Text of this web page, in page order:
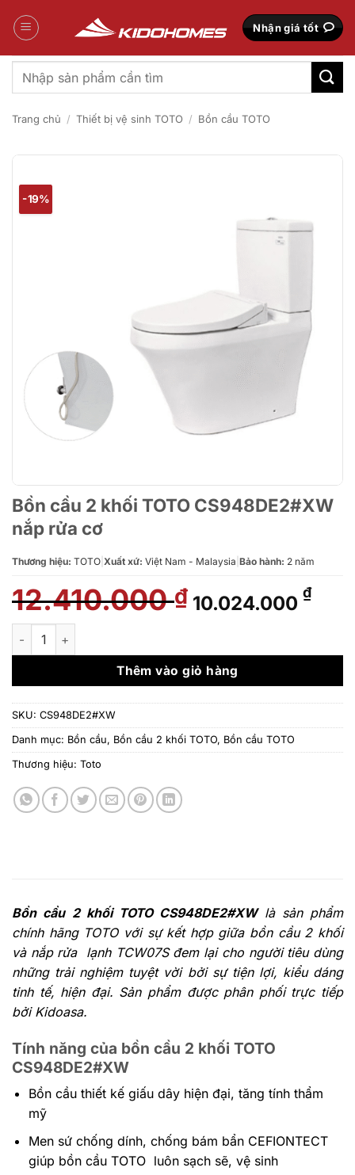
qua
Nhận giá tốt
Tìm
kiếm:
Trang chủ / Thiết bị vệ sinh TOTO / Bồn cầu TOTO
-19%
Bồn cầu 2 khối TOTO CS948DE2#XW
nắp rửa cơ
Thương hiệu: TOTO Xuất xứ: Việt Nam - Malaysia Bảo hành: 2 năm
12.410.000₫ Giá
gốc
12.410.000 ₫.
10.024.000 ₫Giá
là:
Bồn cầu 2 khối TOTO CS948DE2#XW nắp rửa cơ số lượng
Thêm vào giỏ hàng
SKU: CS948DE2#XW
Danh mục: Bồn cầu, Bồn cầu 2 khối TOTO, Bồn cầu TOTO
Thương hiệu: Toto
Bồn cầu 2 khối TOTO CS948DE2#XW là sản phẩm
chính hãng TOTO với sự kết hợp giữa bồn cầu 2 khối
và nắp rửa lạnh TCW07S đem lại cho người tiêu dùng
những trải nghiệm tuyệt vời bởi sự tiện lợi, kiểu dáng
tinh tế, hiện đại. Sản phẩm được phân phối trực tiếp
bởi Kidoasa.
Tính năng của bồn cầu 2 khối TOTO
CS948DE2#XW
Bồn cầu thiết kế giấu dây hiện đại, tăng tính thẩm
mỹ
Men sứ chống dính, chống bám bẩn CEFIONTECT
giúp bồn cầu TOTO luôn sạch sẽ, vệ sinh